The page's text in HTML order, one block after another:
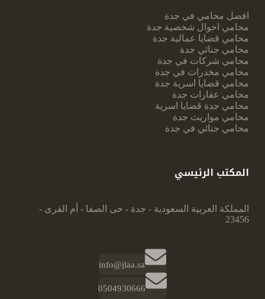
افضل محامي في جدة
محامي احوال شخصية جدة
محامي قضايا عمالية جدة
محامي جنائي جدة
محامي شركات في جدة
محامي مخدرات في جدة
محامي قضايا اسرية جدة
محامي عقارات جدة
محامي جدة قضايا اسرية
محامي مواريث جدة
محامي جنائي في جدة
المكتب الرئيسي
المملكة العربية السعودية - جدة - حى الصفا - أم القرى -
23456
info@jlaa.sa
0504930666